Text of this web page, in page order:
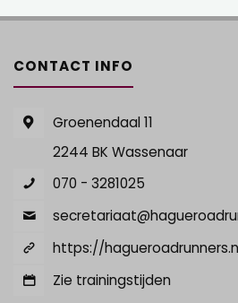
CONTACT INFO
Groenendaal 11
2244 BK Wassenaar
070 - 3281025
https://
Zie trainingstijden